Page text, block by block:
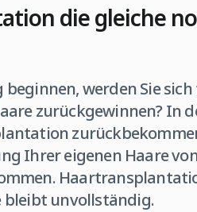
die gleiche
werden Sie
zurückgewinnen? In
Ihrer eigenen Haare
bleibt unvollständig.